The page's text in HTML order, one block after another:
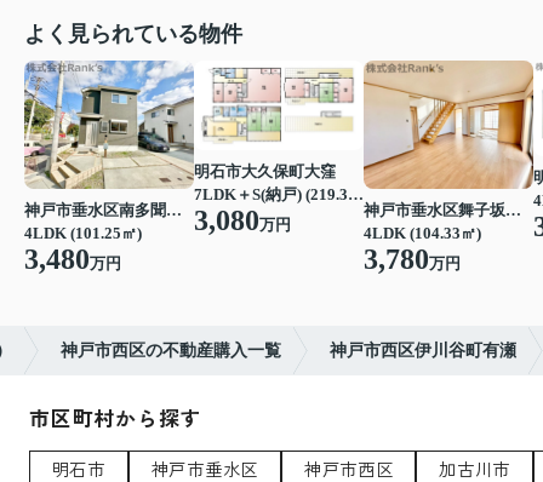
よく見られている物件
神戸市垂水区南多聞台４丁目
4LDK (101.25㎡)
3,480万円
明石市大久保町大窪
7LDK＋S(納戸) (219.39㎡)
3,080万円
神戸市垂水区舞子坂３丁目
4LDK (104.33㎡)
3,780万円
神戸市西区の不動産購入一覧 神戸市西区伊川谷町有瀬
市区町村から探す
明石市 神戸市垂水区 神戸市西区 加古川市